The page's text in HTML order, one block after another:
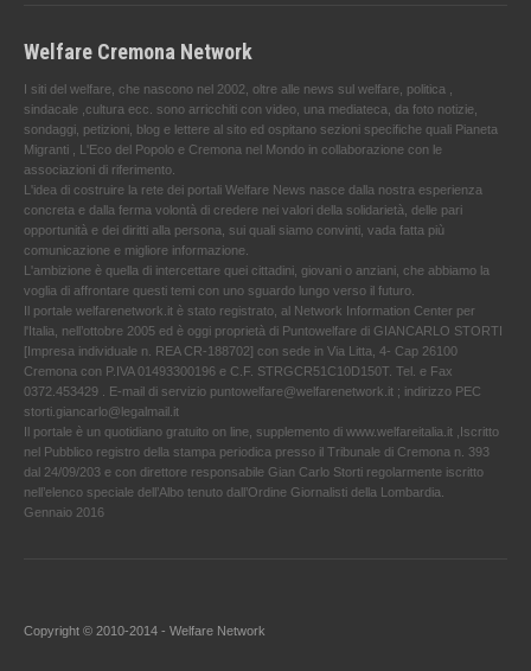
Welfare Cremona Network
I siti del welfare, che nascono nel 2002, oltre alle news sul welfare, politica ,
sindacale ,cultura ecc. sono arricchiti con video, una mediateca, da foto notizie,
sondaggi, petizioni, blog e lettere al sito ed ospitano sezioni specifiche quali Pianeta
Migranti , L'Eco del Popolo e Cremona nel Mondo in collaborazione con le
associazioni di riferimento.
L'idea di costruire la rete dei portali Welfare News nasce dalla nostra esperienza
concreta e dalla ferma volontà di credere nei valori della solidarietà, delle pari
opportunità e dei diritti alla persona, sui quali siamo convinti, vada fatta più
comunicazione e migliore informazione.
L'ambizione è quella di intercettare quei cittadini, giovani o anziani, che abbiamo la
voglia di affrontare questi temi con uno sguardo lungo verso il futuro.
Il portale welfarenetwork.it è stato registrato, al Network Information Center per
l'Italia, nell’ottobre 2005 ed è oggi proprietà di Puntowelfare di GIANCARLO STORTI
[Impresa individuale n. REA CR-188702] con sede in Via Litta, 4- Cap 26100
Cremona con P.IVA 01493300196 e C.F. STRGCR51C10D150T. Tel. e Fax
0372.453429 . E-mail di servizio puntowelfare@welfarenetwork.it ; indirizzo PEC
storti.giancarlo@legalmail.it
Il portale è un quotidiano gratuito on line, supplemento di www.welfareitalia.it ,Iscritto
nel Pubblico registro della stampa periodica presso il Tribunale di Cremona n. 393
dal 24/09/203 e con direttore responsabile Gian Carlo Storti regolarmente iscritto
nell’elenco speciale dell’Albo tenuto dall’Ordine Giornalisti della Lombardia.
Gennaio 2016
Copyright © 2010-2014 - Welfare Network